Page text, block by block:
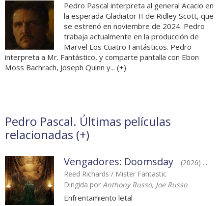
Pedro Pascal interpreta al general Acacio en
la esperada Gladiator II de Ridley Scott, que
se estrenó en noviembre de 2024. Pedro
trabaja actualmente en la producción de
Marvel Los Cuatro Fantásticos. Pedro
interpreta a Mr. Fantástico, y comparte pantalla con Ebon
Moss Bachrach, Joseph Quinn y... (+)
Pedro Pascal. Últimas películas
relacionadas (+)
Vengadores: Doomsday
(2026) ....
Reed Richards / Mister Fantastic
Dirigida por Anthony Russo, Joe Russo
Enfrentamiento letal